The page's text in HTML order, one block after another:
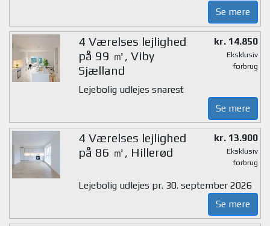
Se mere
4 Værelses lejlighed
på 99 ㎡, Viby
Sjælland
kr. 14.850
Eksklusiv
forbrug
Lejebolig udlejes snarest
Se mere
4 Værelses lejlighed
på 86 ㎡, Hillerød
kr. 13.900
Eksklusiv
forbrug
Lejebolig udlejes pr. 30. september 2026
Se mere